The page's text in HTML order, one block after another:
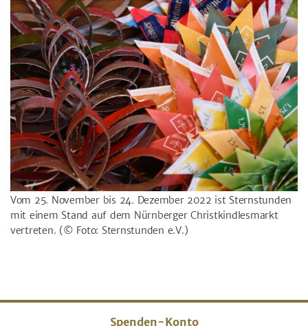
Vom 25. November bis 24. Dezember 2022 ist Sternstunden
mit einem Stand auf dem Nürnberger Christkindlesmarkt
vertreten. (© Foto: Sternstunden e.V.)
Spenden-Konto